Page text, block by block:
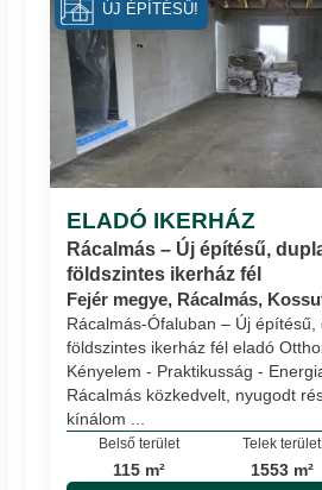
ELADÓ IKERHÁZ
Rácalmás – Új építésű,
földszintes ikerház fél
Fejér megye, Rácalmás,
Rácalmás-Ófaluban – Új építésű,
földszintes ikerház fél eladó
Kényelem - Praktikusság -
Rácalmás közkedvelt, nyugodt
kínálom ...
Belső terület
115 m²
Telek terület
1553 m²
ÚJ ÉPÍTÉSŰ!